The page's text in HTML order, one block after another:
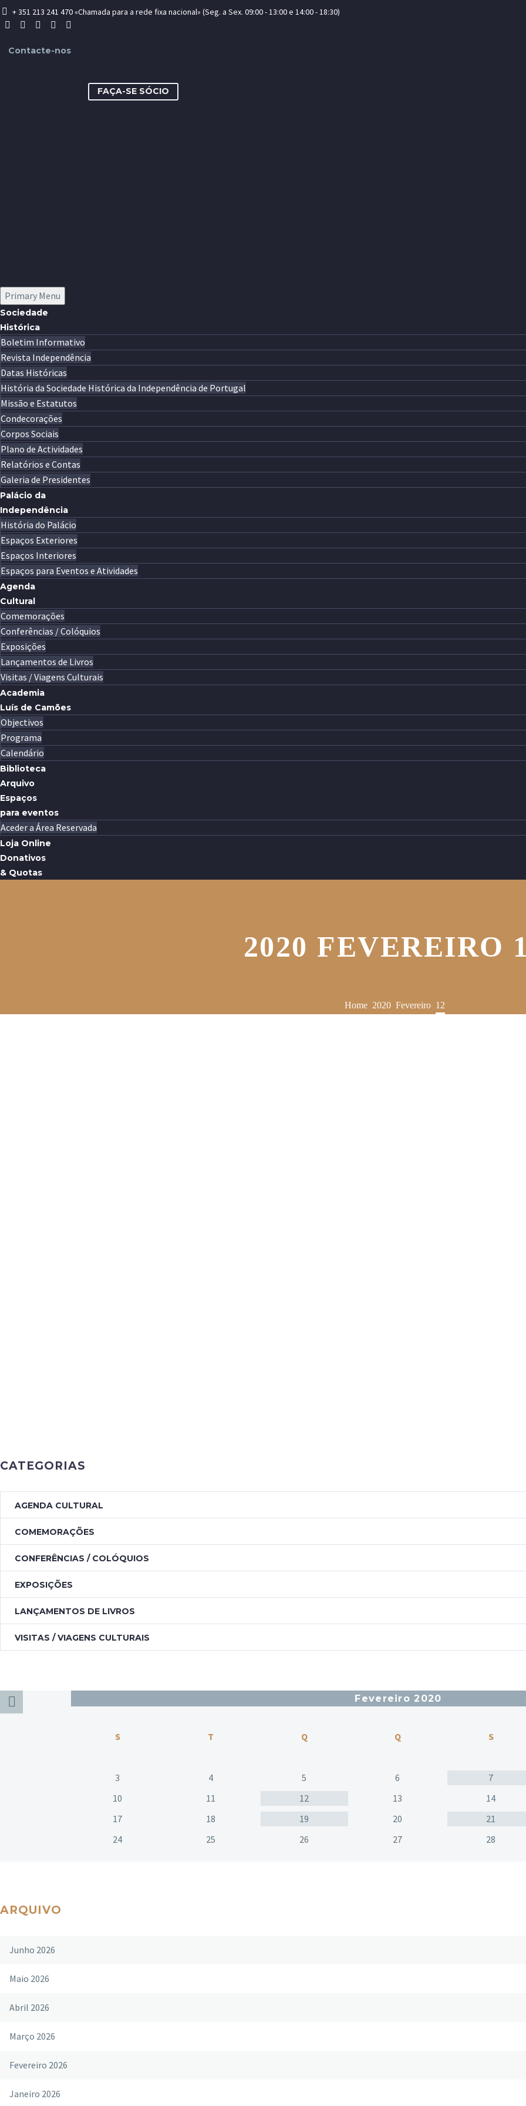
+ 351 213 241 470 «Chamada para a rede fixa nacional» (Seg. a Sex. 09:00 - 13:00 e 14:00 - 18:30)
Contacte-nos
FAÇA-SE SÓCIO
Primary Menu
Sociedade
Histórica
Boletim Informativo
Revista Independência
Datas Históricas
História da Sociedade Histórica da Independência de Portugal
Missão e Estatutos
Condecorações
Corpos Sociais
Plano de Actividades
Relatórios e Contas
Galeria de Presidentes
Palácio da
Independência
História do Palácio
Espaços Exteriores
Espaços Interiores
Espaços para Eventos e Atividades
Agenda
Cultural
Comemorações
Conferências / Colóquios
Exposições
Lançamentos de Livros
Visitas / Viagens Culturais
Academia
Luís de Camões
Objectivos
Programa
Calendário
Biblioteca
Arquivo
Espaços
para eventos
Aceder a Área Reservada
Loja Online
Donativos
& Quotas
2020 FEVEREIRO
Home 2020 Fevereiro 12
CATEGORIAS
AGENDA CULTURAL
COMEMORAÇÕES
CONFERÊNCIAS / COLÓQUIOS
EXPOSIÇÕES
LANÇAMENTOS DE LIVROS
VISITAS / VIAGENS CULTURAIS
Fevereiro 2020
S T Q Q S
3 4 5 6
7
10
11 12 13
14
17
18 19 20
21
24
25 26 27 28
ARQUIVO
Junho 2026
Maio 2026
Abril 2026
Março 2026
Fevereiro 2026
Janeiro 2026